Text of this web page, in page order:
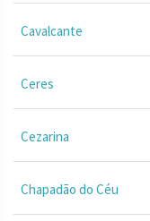
Cavalcante
Ceres
Cezarina
Chapadão do Céu